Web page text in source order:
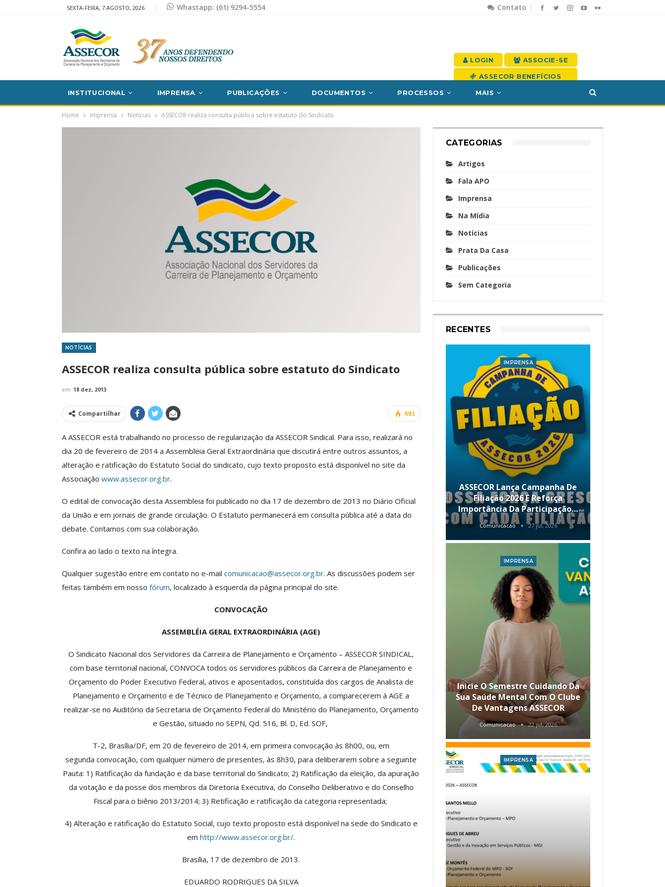
Contato
SEXTA-FEIRA, 7 AGOSTO, 2026 Whastapp: (61) 9294-5554
LOGIN ASSOCIE-SE
ASSECOR BENEFÍCIOS
INSTITUCIONAL IMPRENSA PUBLICAÇÕES DOCUMENTOS PROCESSOS MAIS
Home Imprensa Notícias ASSECOR realiza consulta pública sobre estatuto do Sindicato
NOTÍCIAS
ASSECOR realiza consulta pública sobre estatuto do Sindicato
em 18 dez, 2013
691
Compartilhar
A ASSECOR está trabalhando no processo de regularização da ASSECOR Sindical. Para isso, realizará no
dia 20 de fevereiro de 2014 a Assembleia Geral Extraordinária que discutirá entre outros assuntos, a
alteração e ratificação do Estatuto Social do sindicato, cujo texto proposto está disponível no site da
Associação www.assecor.org.br.
O edital de convocação desta Assembleia foi publicado no dia 17 de dezembro de 2013 no Diário Oficial
da União e em jornais de grande circulação. O Estatuto permanecerá em consulta pública até a data do
debate. Contamos com sua colaboração.
Confira ao lado o texto na íntegra.
Qualquer sugestão entre em contato no e-mail comunicacao@assecor.org.br. As discussões podem ser
feitas também em nosso fórum, localizado à esquerda da página principal do site.
CONVOCAÇÃO
ASSEMBLÉIA GERAL EXTRAORDINÁRIA (AGE)
O Sindicato Nacional dos Servidores da Carreira de Planejamento e Orçamento – ASSECOR SINDICAL,
com base territorial nacional, CONVOCA todos os servidores públicos da Carreira de Planejamento e
Orçamento do Poder Executivo Federal, ativos e aposentados, constituída dos cargos de Analista de
Planejamento e Orçamento e de Técnico de Planejamento e Orçamento, a comparecerem à AGE a
realizar-se no Auditório da Secretaria de Orçamento Federal do Ministério do Planejamento, Orçamento
e Gestão, situado no SEPN, Qd. 516, Bl. D, Ed. SOF,
T-2, Brasília/DF, em 20 de fevereiro de 2014, em primeiraconvocação às 8h00, ou, em
segundaconvocação, com qualquer número de presentes, às 8h30, para deliberarem sobre a seguinte
Pauta: 1) Ratificação da fundação e da base territorial do Sindicato; 2) Ratificação da eleição, da apuração
da votação e da posse dos membros da Diretoria Executiva, do Conselho Deliberativo e do Conselho
Fiscal para o biênio 2013/2014; 3) Retificação e ratificação da categoria representada;
4) Alteração e ratificação do Estatuto Social, cujo texto proposto está disponível na sede do Sindicato e
emhttp://www.assecor.org.br/.
Brasília, 17 de dezembro de 2013.
EDUARDO RODRIGUES DA SILVA
CATEGORIAS
Artigos
Fala APO
Imprensa
Na Mídia
Notícias
Prata Da Casa
Publicações
Sem Categoria
RECENTES
Clube De Benefícios ASSECOR
Reúne Dezenas De Escolas De
Idiomas Com Condições…
Comunicacao
ASSECOR Acompanha Reunião
Da Mesa Nacional De
Negociação Permanente E
Reforça…
Comunicacao 26 jun, 2026
IMPRENSA
Participa De Debate Sobre A
Categoria Unida Em Torno Dos
Valores Fundantes Da Ação
Sindical
Comunicacao
IMPRENSA
IMPRENSA
ASSECOR Lança Campanha De
Filiação 2026 E Reforça
Importância Da Participação…
Comunicacao 27 jul, 2026
IMPRENSA
Inicie O Semestre Cuidando Da
Sua Saúde Mental Com O Clube
De Vantagens ASSECOR
Comunicacao 22 jul, 2026
IMPRENSA